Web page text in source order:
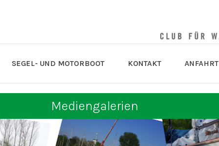
SEGEL- UND MOTORBOOT KONTAKT ANFAHRT
Mediengalerien